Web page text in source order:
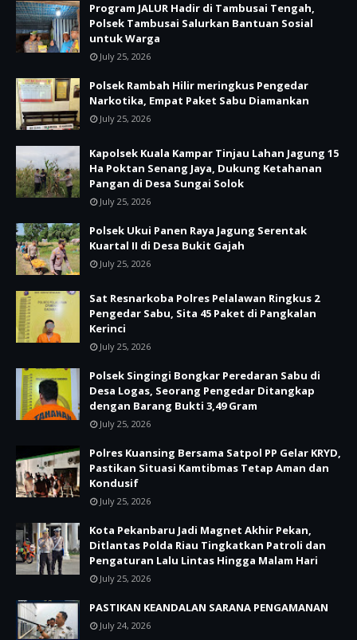
Program JALUR Hadir di Tambusai Tengah,
Polsek Tambusai Salurkan Bantuan Sosial
untuk Warga
July 25, 2026
Polsek Rambah Hilir meringkus Pengedar
Narkotika, Empat Paket Sabu Diamankan
July 25, 2026
Kapolsek Kuala Kampar Tinjau Lahan Jagung 15
Ha Poktan Senang Jaya, Dukung Ketahanan
Pangan di Desa Sungai Solok
July 25, 2026
Polsek Ukui Panen Raya Jagung Serentak
Kuartal II di Desa Bukit Gajah
July 25, 2026
Sat Resnarkoba Polres Pelalawan Ringkus 2
Pengedar Sabu, Sita 45 Paket di Pangkalan
Kerinci
July 25, 2026
Polsek Singingi Bongkar Peredaran Sabu di
Desa Logas, Seorang Pengedar Ditangkap
dengan Barang Bukti 3,49 Gram
July 25, 2026
Polres Kuansing Bersama Satpol PP Gelar KRYD,
Pastikan Situasi Kamtibmas Tetap Aman dan
Kondusif
July 25, 2026
Kota Pekanbaru Jadi Magnet Akhir Pekan,
Ditlantas Polda Riau Tingkatkan Patroli dan
Pengaturan Lalu Lintas Hingga Malam Hari
July 25, 2026
PASTIKAN KEANDALAN SARANA PENGAMANAN
July 24, 2026